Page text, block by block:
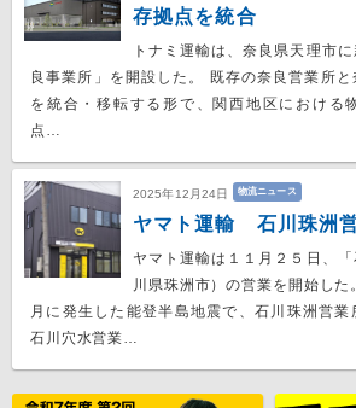
存拠点を統合
トナミ運輸は、奈良県天理市
良事業所」を開設した。 既存の奈良営業所
を統合・移転する形で、関西地区における
点…
2025年12月24日 物流ニュース
ヤマト運輸 石川珠洲
ヤマト運輸は１１月２５日、
川県珠洲市）の営業を開始した
月に発生した能登半島地震で、石川珠洲営業
石川穴水営業…